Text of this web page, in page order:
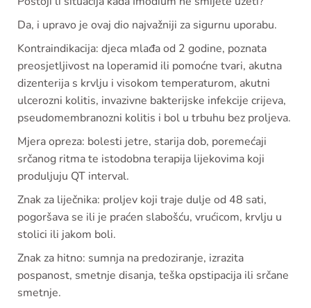
Da, i upravo je ovaj dio najvažniji za sigurnu uporabu.
Kontraindikacija: djeca mlađa od 2 godine, poznata
preosjetljivost na loperamid ili pomoćne tvari, akutna
dizenterija s krvlju i visokom temperaturom, akutni
ulcerozni kolitis, invazivne bakterijske infekcije crijeva,
pseudomembranozni kolitis i bol u trbuhu bez proljeva.
Mjera opreza: bolesti jetre, starija dob, poremećaji
srčanog ritma te istodobna terapija lijekovima koji
produljuju QT interval.
Znak za liječnika: proljev koji traje dulje od 48 sati,
pogoršava se ili je praćen slabošću, vrućicom, krvlju u
stolici ili jakom boli.
Znak za hitno: sumnja na predoziranje, izrazita
pospanost, smetnje disanja, teška opstipacija ili srčane
smetnje.